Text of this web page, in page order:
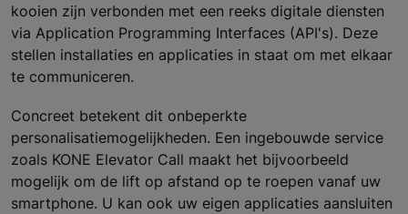
kooien zijn verbonden met een reeks digitale diensten
via Application Programming Interfaces (API's). Deze
stellen installaties en applicaties in staat om met elkaar
te communiceren.
Concreet betekent dit onbeperkte
personalisatiemogelijkheden. Een ingebouwde service
zoals KONE Elevator Call maakt het bijvoorbeeld
mogelijk om de lift op afstand op te roepen vanaf uw
smartphone. U kan ook uw eigen applicaties aansluiten